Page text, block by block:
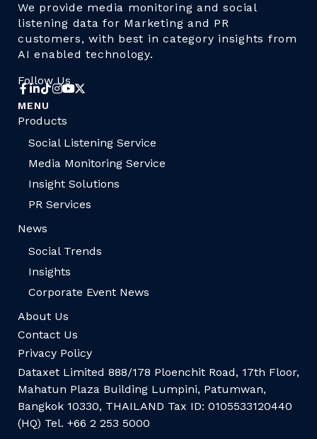
We provide media monitoring and social
listening data for Marketing and PR
customers, with best in category insights from
AI enabled technology.
Follow Us
MENU
Products
Social Listening Service
Media Monitoring Service
Insight Solutions
PR Services
News
Social Trends
Insights
Corporate Event News
About Us
Contact Us
Privacy Policy
Dataxet Limited 888/178 Ploenchit Road, 17th Floor,
Mahatun Plaza Building Lumpini, Patumwan,
Bangkok 10330, THAILAND Tax ID: 0105533120440
(HQ) Tel. +66 2 253 5000